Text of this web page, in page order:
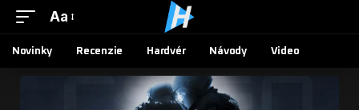
Aa
Novinky Recenzie Hardvér Návody Video